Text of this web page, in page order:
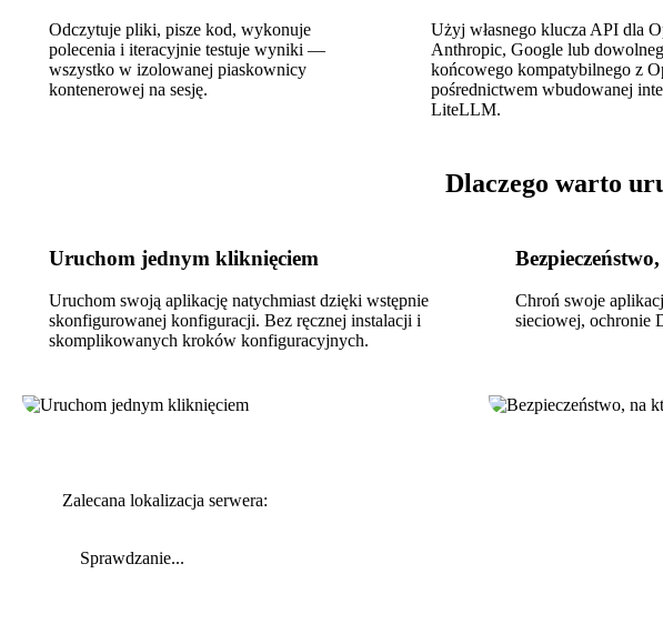
Odczytuje pliki, pisze kod, wykonuje
polecenia i iteracyjnie testuje wyniki —
wszystko w izolowanej piaskownicy
kontenerowej na sesję.
Użyj własnego klucza API dla
Anthropic, Google lub
końcowego kompatybilnego z
pośrednictwem wbudowanej
LiteLLM.
Dlaczego warto
Uruchom jednym kliknięciem
Uruchom swoją aplikację natychmiast dzięki wstępnie
skonfigurowanej konfiguracji. Bez ręcznej instalacji i
skomplikowanych kroków konfiguracyjnych.
Chroń swoje
sieciowej, ochronie
Zalecana lokalizacja serwera:
Sprawdzanie...